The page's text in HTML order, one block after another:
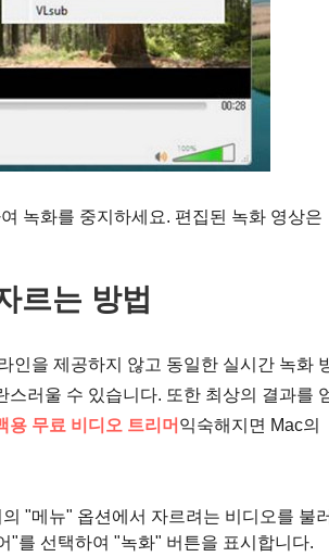
녹화를 중지하세요. 편집된 녹화 영상은
르는 방법
인을 제공하지 않고 동일한 실시간 녹화
러울 수 있습니다. 또한 최상의 결과를
용 무료 비디오 트리머 익숙해지면 Mac의
"메뉴" 옵션에서 자르려는 비디오를 불
"를 선택하여 "녹화" 버튼을 표시합니다.